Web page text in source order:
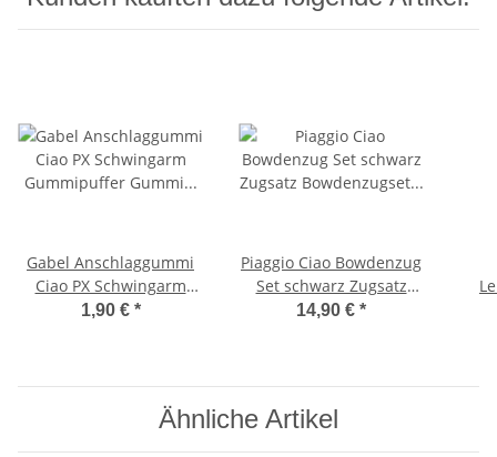
Gabel Anschlaggummi
Ciao PX Schwingarm
Gummipuffer Gummi -
1,90 € *
Piaggio Ciao Bowdenzug
Set schwarz Zugsatz
Bowdenzugset -
14,90 € *
Ähnliche Artikel